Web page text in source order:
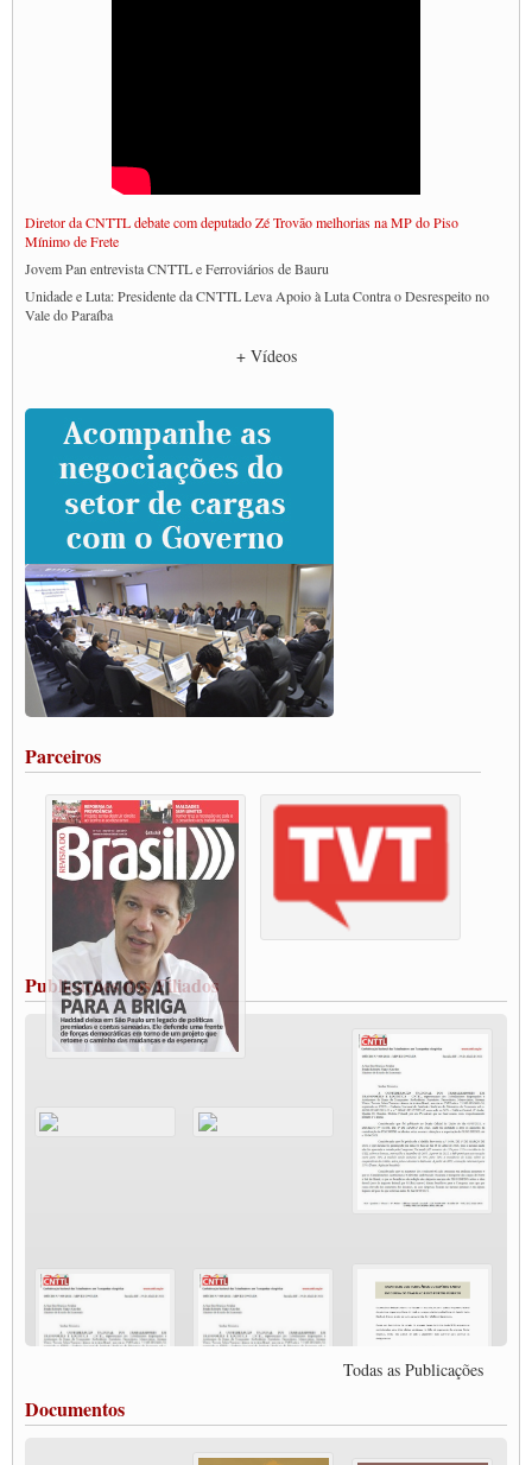
Diretor da CNTTL debate com deputado Zé Trovão melhorias na MP do Piso
Mínimo de Frete
Jovem Pan entrevista CNTTL e Ferroviários de Bauru
Unidade e Luta: Presidente da CNTTL Leva Apoio à Luta Contra o Desrespeito no
Vale do Paraíba
Caminhoneiros prometem paralisação e cobram diálogo com Lula
CNTTL e lideranças de caminhoneiros participam de debate sobre saúde nas
rodovias
Paulinho e Litti debatem política global para transporte rodoviário de cargas na
SUTCRA no Uruguai
Grande Conquista da Categoria transporte de Cargas e Caminhoneiros Autonomos
ENCONTRO INTERNACIONAL EM APOIO A CLASSE TRABALHADORA
DO BRASIL E A ELEIÇÃO 2022
Carta às Brasileiras e aos Brasileiros em Defesa do Estado Democrático de Direito
Paulinho, presidente da CNTTL, faz balanço do 3º Congresso da CNTTL
Caminhoneiros aprovam greve a partir do 1º de novembro
Rodoviários de Feira Santana fazem Assembleia para avaliar proposta de reajuste
salarial
Vacina Já: Lockdown de 24 horas dos trabalhadores em transportes está mantido,
Condutores de Guarulhos farão greve sanitária nesta terça-feira (20)
Paralisação dos Caminhoneiros na #BR285, entrocamento que liga o Mercosul ao
Rio Grande
Caminhoneiros bloqueiam duas faixas na Castello Branco e fazem protesto
Modal-Live #13 Aumento da Violência Contra Mulher e o Adoecimento da Classe
Trabalhadora em Tempos de Pandemia
MODAL-LIVE#12 POLÍTICAS PÚBLICAS DE TRANSPORTE PARA A
CLASSE TRABALHADORA E ELEIÇÕES NA PANDEMIA
MODAL-LIVE#11 POLÍTICAS PÚBLICAS DE TRANSPORTE
JUVENTUDE DO TRANSPORTE: POR QUE DEVEMOS NOS ORGANIZAR?
Fabio Primo testa positivo para Coronavírus, mas está bem de saúde
Modal-Live#9 Quais são os direitos dos trabalhador@s que contraem a Covid-19 na
Participe da Campanha Fora Bolsonaro
CNTTL e FECOOTAC apoiam Campanha de testes de COVID-19 para
MODAL-LIVE#8 - Lideranças sindicais da CNTTL, CGTB e dos caminhoneiros
O PAPEL DA ITF E FUTAC NAS LUTAS, EMPREGO, DIREITOS EM
ESCALA GLOBAL E DA DEFESA DA VIDA
Modal-Live #6: Com participação especial do professor da Unisinos e Doutor em
Ciências da Comunicação da USP, Rafael Grohmann, que coordena uma pesquisa
MODAL-LIVE #5 IMPACTOS DA COVID-19 NO TRABALHO VIÁRIO
(15/06/2020)
+ Vídeos
Parceiros
Publicações dos Filiados
Todas as Publicações
Documentos